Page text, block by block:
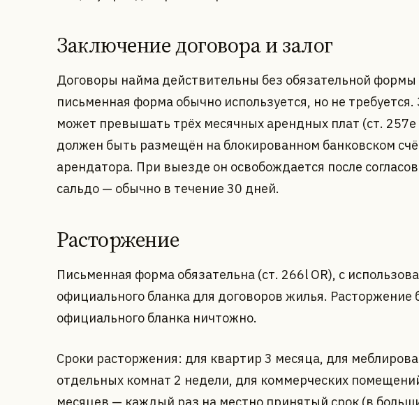
Заключение договора и залог
Договоры найма действительны без обязательной
письменная форма обычно используется, но не требуется.
может превышать трёх месячных арендных плат (ст. 257e
должен быть размещён на блокированном банковском
арендатора. При выезде он освобождается после
сальдо — обычно в течение 30 дней.
Расторжение
Письменная форма обязательна (ст. 266l OR), с
официального бланка для договоров жилья. Расторжение
официального бланка ничтожно.
Сроки расторжения: для квартир 3 месяца, для
отдельных комнат 2 недели, для коммерческих
месяцев — каждый раз на местно принятый срок (в